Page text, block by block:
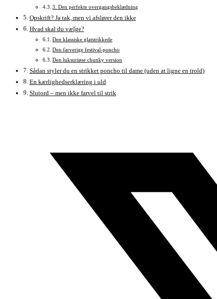
3. Den perfekte overgangsbeklædning
Opskrift? Ja tak, men vi afslører den ikke
Hvad skal du vælge?
Den klassiske glatstrikkede
Den farverige festival-poncho
Den luksuriøse chunky version
Sådan styler du en strikket poncho til dame (uden at ligne en trold)
En kærlighedserklæring i uld
Slutord – men ikke farvel til strik